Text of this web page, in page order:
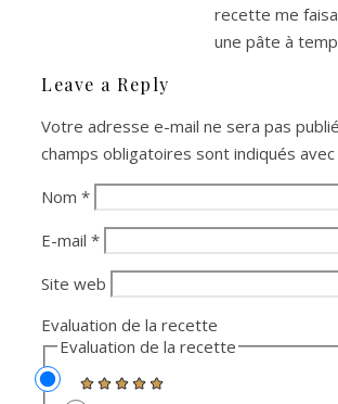
recette me
une pâte à
Leave a Reply
Votre adresse e-mail ne sera pas
champs obligatoires sont indiqués avec
Nom *
E-mail *
Site web
Evaluation de la recette
Evaluation de la recette